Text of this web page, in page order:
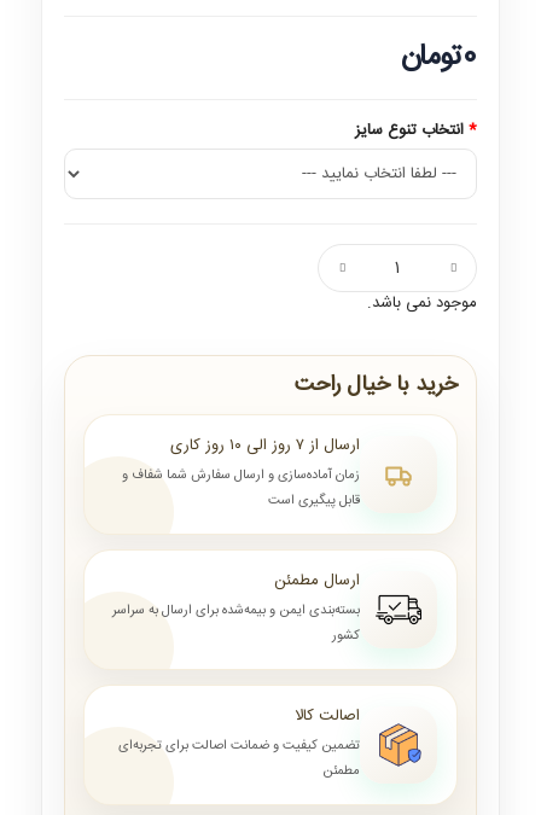
0تومان
انتخاب تنوع سایز
موجود نمی باشد.
خرید با خیال راحت
ارسال از ۷ روز الی ۱۰ روز کاری
زمان آماده‌سازی و ارسال سفارش شما شفاف و
قابل پیگیری است
ارسال مطمئن
بسته‌بندی ایمن و بیمه‌شده برای ارسال به سراسر
کشور
اصالت کالا
تضمین کیفیت و ضمانت اصالت برای تجربه‌ای
مطمئن